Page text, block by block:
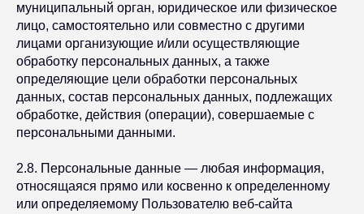
муниципальный орган, юридическое или физическое
лицо, самостоятельно или совместно с другими
лицами организующие и/или осуществляющие
обработку персональных данных, а также
определяющие цели обработки персональных
данных, состав персональных данных, подлежащих
обработке, действия (операции), совершаемые с
персональными данными.
2.8. Персональные данные — любая информация,
относящаяся прямо или косвенно к определенному
или определяемому Пользователю веб-сайта